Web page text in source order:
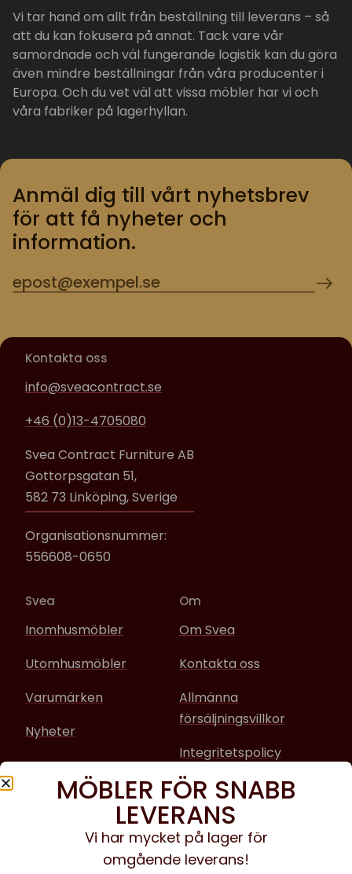
Vi tar hand om allt från beställning till leverans – så
att du kan fokusera på annat. Tack vare vår
samordnade och väl fungerande logistik kan du göra
även mindre beställningar från våra producenter i
Europa. Och du vet väl att vissa möbler har vi och
våra fabriker på lagerhyllan.
Anmäl dig till vårt nyhetsbrev
för att få nyheter och
information.
Kontakta oss
info@sveacontract.se
+46 (0)13-4705080
Svea Contract Furniture AB
Gottorpsgatan 51,
582 73 Linköping, Sverige
Organisationsnummer:
556608-0650
Svea
Inomhusmöbler
Utomhusmöbler
Varumärken
Nyheter
Om
Om Svea
Kontakta oss
Allmänna
försäljningsvillkor
Integritetspolicy
Sociala media
Facebook
Instagram
MÖBLER FÖR SNABB
LEVERANS
Vi har mycket på lager för
omgående leverans!